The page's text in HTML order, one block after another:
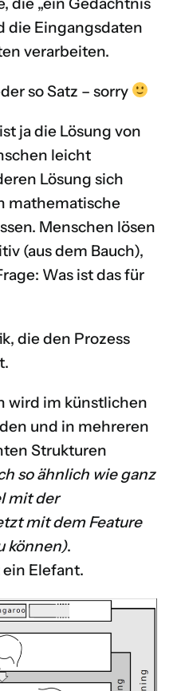
die Eingangsdaten
verarbeiten.
so Satz – sorry
ja die Lösung von
leicht
Lösung sich
mathematische
Menschen lösen
(aus dem Bauch),
Was ist das für
die den Prozess
wird im künstlichen
und in mehreren
Strukturen
so ähnlich wie ganz
mit der
mit dem Feature
können).
ein Elefant.